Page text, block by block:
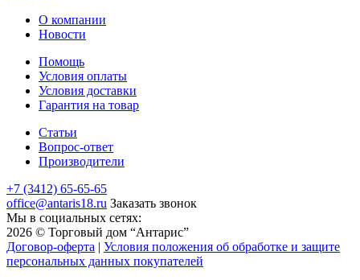
О компании
Новости
Помощь
Условия оплаты
Условия доставки
Гарантия на товар
Статьи
Вопрос-ответ
Производители
+7 (3412) 65-65-65
office@antaris18.ru Заказать звонок
Мы в социальных сетях:
2026 © Торговый дом “Антарис”
Договор-оферта | Условия положения об обработке и защите
персональных данных покупателей